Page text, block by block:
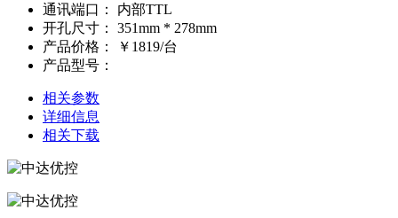
通讯端口：
内部TTL
开孔尺寸：
351mm * 278mm
产品价格：
￥1819/台
产品型号：
相关参数
详细信息
相关下载